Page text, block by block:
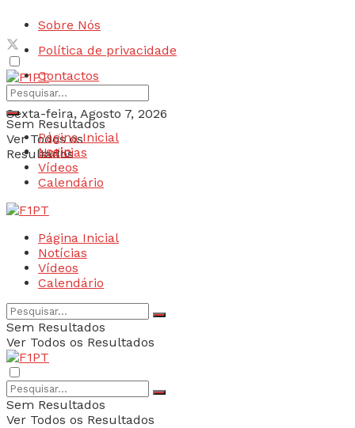
Sobre Nós
Política de privacidade
Contactos
Sexta-feira, Agosto 7, 2026
Login
Sem Resultados
Ver Todos os
Resultados
Página Inicial
Notícias
Vídeos
Calendário
Página Inicial
Notícias
Vídeos
Calendário
Sem Resultados
Ver Todos os Resultados
Sem Resultados
Ver Todos os Resultados